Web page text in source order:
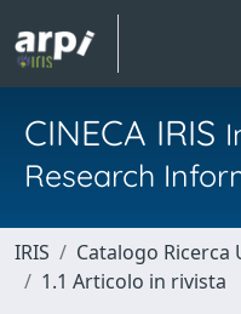
CINECA IRIS
Research
IRIS Catalogo Ricerca
1.1 Articolo in rivista